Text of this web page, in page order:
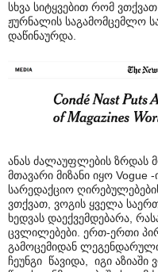
სხვა სიტყვებით რომ
ჟურნალის საგამომცემლო
დაწინაურდა.
ანას ძალაუფლების ზრდას
მთავარი მიზანი იყო Vogue
სარედაქციო
ვთქვათ, ვოგის ყველა
ხედვას დაექვემდებარა,
ცვლილებები. ერთ-ერთი
გამოცემიდან
ჩეუნგი წავიდა, იგი აზიაში